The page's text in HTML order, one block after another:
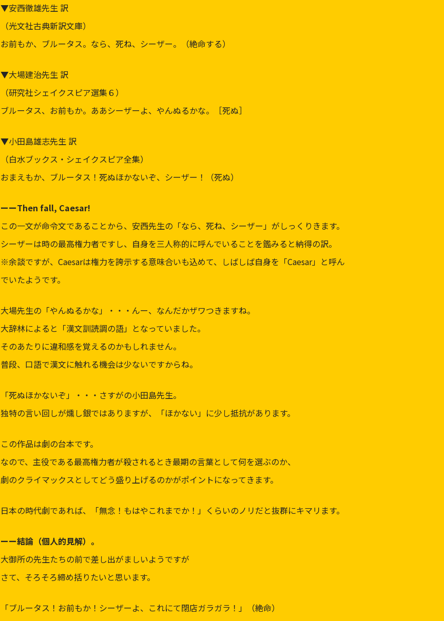
▼安西徹雄先生 訳
（光文社古典新訳文庫）
お前もか、ブルータス。なら、死ね、シーザー。（絶命する）
▼大場建治先生 訳
（研究社シェイクスピア選集６）
ブルータス、お前もか。ああシーザーよ、やんぬるかな。［死ぬ］
▼小田島雄志先生 訳
（白水ブックス・シェイクスピア全集）
おまえもか、ブルータス！死ぬほかないぞ、シーザー！（死ぬ）
ーーThen fall, Caesar!
この一文が命令文であることから、安西先生の「なら、死ね、シーザー」がしっくりきます。
シーザーは時の最高権力者ですし、自身を三人称的に呼んでいることを鑑みると納得の訳。
※余談ですが、Caesarは権力を誇示する意味合いも込めて、しばしば自身を「Caesar」と呼ん
でいたようです。
大場先生の「やんぬるかな」・・・んー、なんだかザワつきますね。
大辞林によると「漢文訓読調の語」となっていました。
そのあたりに違和感を覚えるのかもしれません。
普段、口語で漢文に触れる機会は少ないですからね。
「死ぬほかないぞ」・・・さすがの小田島先生。
独特の言い回しが燻し銀ではありますが、「ほかない」に少し抵抗があります。
この作品は劇の台本です。
なので、主役である最高権力者が殺されるとき最期の言葉として何を選ぶのか、
劇のクライマックスとしてどう盛り上げるのかがポイントになってきます。
日本の時代劇であれば、「無念！もはやこれまでか！」くらいのノリだと抜群にキマリます。
ーー結論（個人的見解）。
大御所の先生たちの前で差し出がましいようですが
さて、そろそろ締め括りたいと思います。
「ブルータス！お前もか！シーザーよ、これにて閉店ガラガラ！」（絶命）